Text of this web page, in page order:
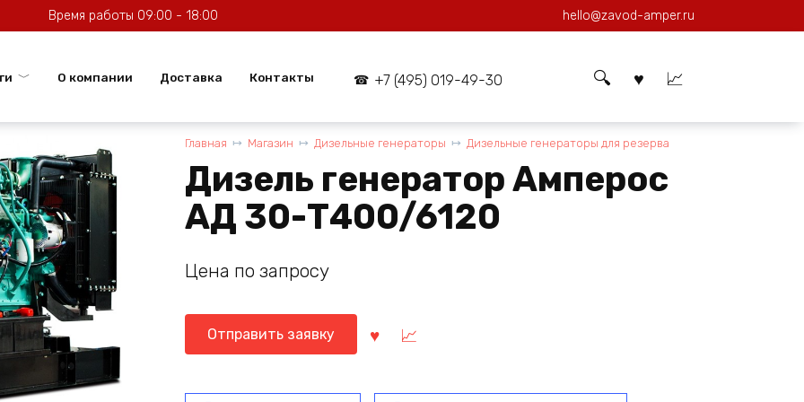
Время работы 09:00 - 18:00 hello@zavod-amper.ru
О компании Доставка Контакты +7 (495) 019-49-30
Главная Магазин Дизельные генераторы Дизельные генераторы для резерва
Дизель генератор Амперос
АД 30-Т400/6120
Цена по запросу
Отправить заявку